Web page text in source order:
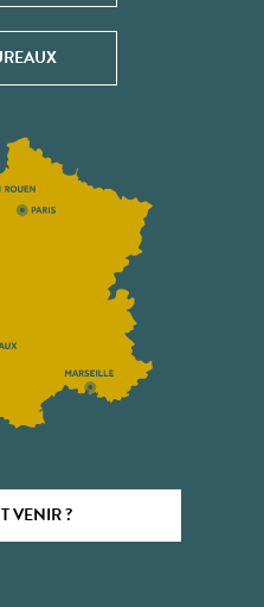
VENIR ?